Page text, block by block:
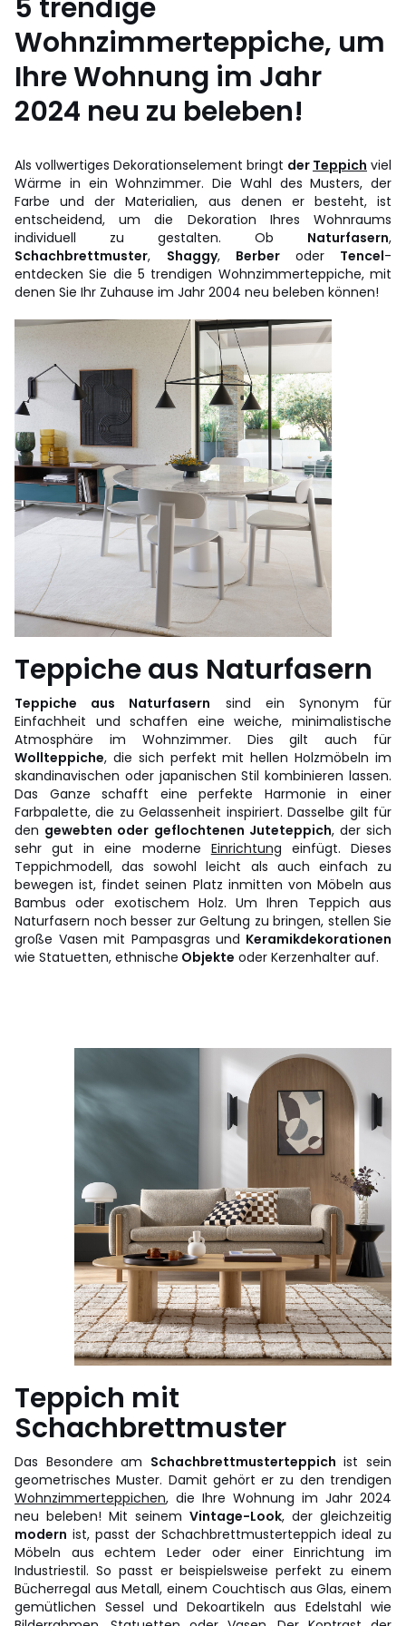
5 trendige
Wohnzimmerteppiche, um
Ihre Wohnung im Jahr
2024 neu zu beleben!
Als vollwertiges Dekorationselement bringt der Teppich viel
Wärme in ein Wohnzimmer. Die Wahl des Musters, der
Farbe und der Materialien, aus denen er besteht, ist
entscheidend, um die Dekoration Ihres Wohnraums
individuell zu gestalten. Ob Naturfasern,
Schachbrettmuster, Shaggy, Berber oder Tencel-
entdecken Sie die 5 trendigen Wohnzimmerteppiche, mit
denen Sie Ihr Zuhause im Jahr 2004 neu beleben können!
Teppiche aus Naturfasern
Teppiche aus Naturfasern sind ein Synonym für
Einfachheit und schaffen eine weiche, minimalistische
Atmosphäre im Wohnzimmer. Dies gilt auch für
Wollteppiche, die sich perfekt mit hellen Holzmöbeln im
skandinavischen oder japanischen Stil kombinieren lassen.
Das Ganze schafft eine perfekte Harmonie in einer
Farbpalette, die zu Gelassenheit inspiriert. Dasselbe gilt für
den gewebten oder geflochtenen Juteteppich, der sich
sehr gut in eine moderne Einrichtung einfügt. Dieses
Teppichmodell, das sowohl leicht als auch einfach zu
bewegen ist, findet seinen Platz inmitten von Möbeln aus
Bambus oder exotischem Holz. Um Ihren Teppich aus
Naturfasern noch besser zur Geltung zu bringen, stellen Sie
große Vasen mit Pampasgras und Keramikdekorationen
wie Statuetten, ethnische Objekte oder Kerzenhalter auf.
Teppich mit
Schachbrettmuster
Das Besondere am Schachbrettmusterteppich ist sein
geometrisches Muster. Damit gehört er zu den trendigen
Wohnzimmerteppichen, die Ihre Wohnung im Jahr 2024
neu beleben! Mit seinem Vintage-Look, der gleichzeitig
modern ist, passt der Schachbrettmusterteppich ideal zu
Möbeln aus echtem Leder oder einer Einrichtung im
Industriestil. So passt er beispielsweise perfekt zu einem
Bücherregal aus Metall, einem Couchtisch aus Glas, einem
gemütlichen Sessel und Dekoartikeln aus Edelstahl wie